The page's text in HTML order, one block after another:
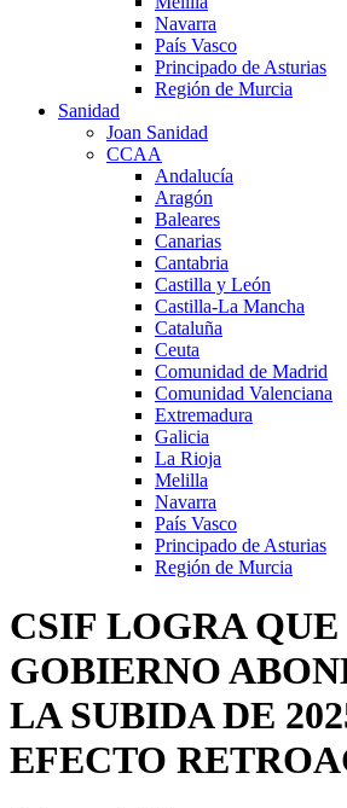
Navarra
País Vasco
Principado de Asturias
Región de Murcia
Sanidad
Joan Sanidad
CCAA
Andalucía
Aragón
Baleares
Canarias
Cantabria
Castilla y León
Castilla-La Mancha
Cataluña
Ceuta
Comunidad de Madrid
Comunidad Valenciana
Extremadura
Galicia
La Rioja
Melilla
Navarra
País Vasco
Principado de Asturias
Región de Murcia
CSIF LOGRA
GOBIERNO
LA SUBIDA DE
EFECTO